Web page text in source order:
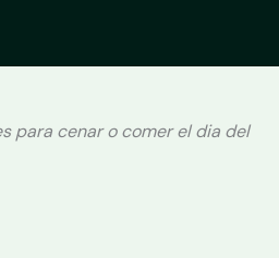
para cenar o comer el dia del